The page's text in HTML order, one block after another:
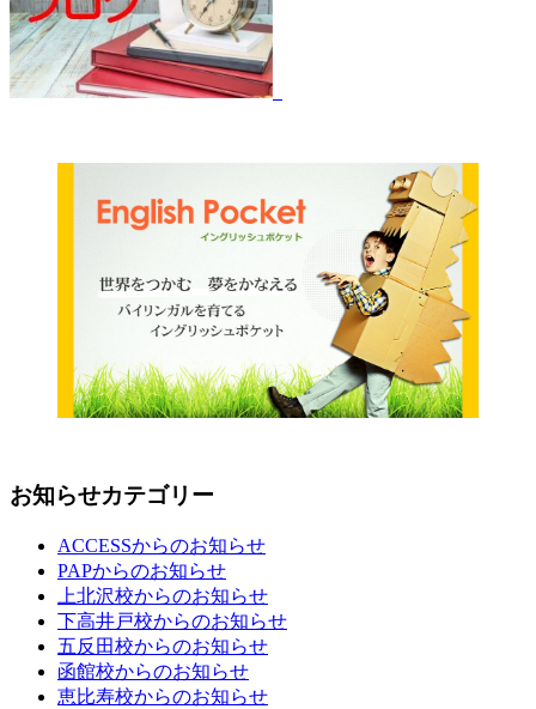
お知らせカテゴリー
ACCESSからのお知らせ
PAPからのお知らせ
上北沢校からのお知らせ
下高井戸校からのお知らせ
五反田校からのお知らせ
函館校からのお知らせ
恵比寿校からのお知らせ